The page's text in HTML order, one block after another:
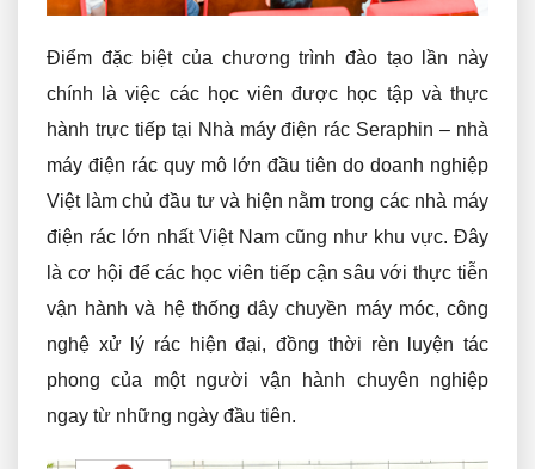
Điểm đặc biệt của chương trình đào tạo lần này
chính là việc các học viên được học tập và thực
hành trực tiếp tại Nhà máy điện rác Seraphin – nhà
máy điện rác quy mô lớn đầu tiên do doanh nghiệp
Việt làm chủ đầu tư và hiện nằm trong các nhà máy
điện rác lớn nhất Việt Nam cũng như khu vực. Đây
là cơ hội để các học viên tiếp cận sâu với thực tiễn
vận hành và hệ thống dây chuyền máy móc, công
nghệ xử lý rác hiện đại, đồng thời rèn luyện tác
phong của một người vận hành chuyên nghiệp
ngay từ những ngày đầu tiên.